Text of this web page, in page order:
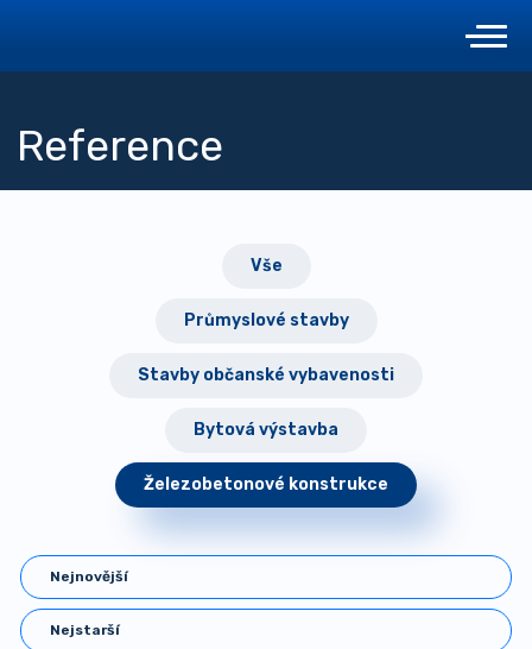
Reference
Vše
Průmyslové stavby
Stavby občanské vybavenosti
Bytová výstavba
Železobetonové konstrukce
Nejnovější
Nejstarší